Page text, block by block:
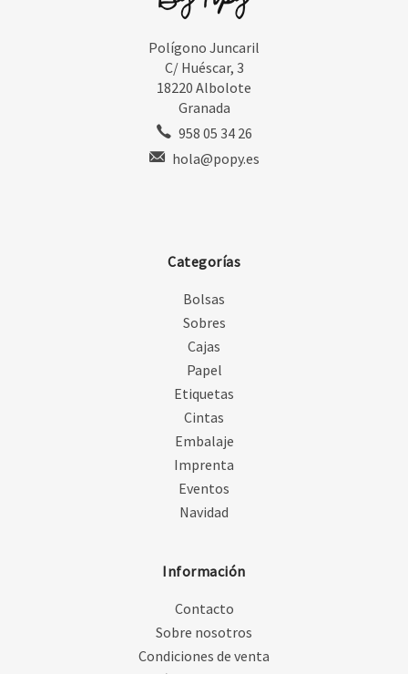
Polígono Juncaril
C/ Huéscar, 3
18220 Albolote
Granada
958 05 34 26
hola@popy.es
Categorías
Bolsas
Sobres
Cajas
Papel
Etiquetas
Cintas
Embalaje
Imprenta
Eventos
Navidad
Información
Contacto
Sobre nosotros
Condiciones de venta